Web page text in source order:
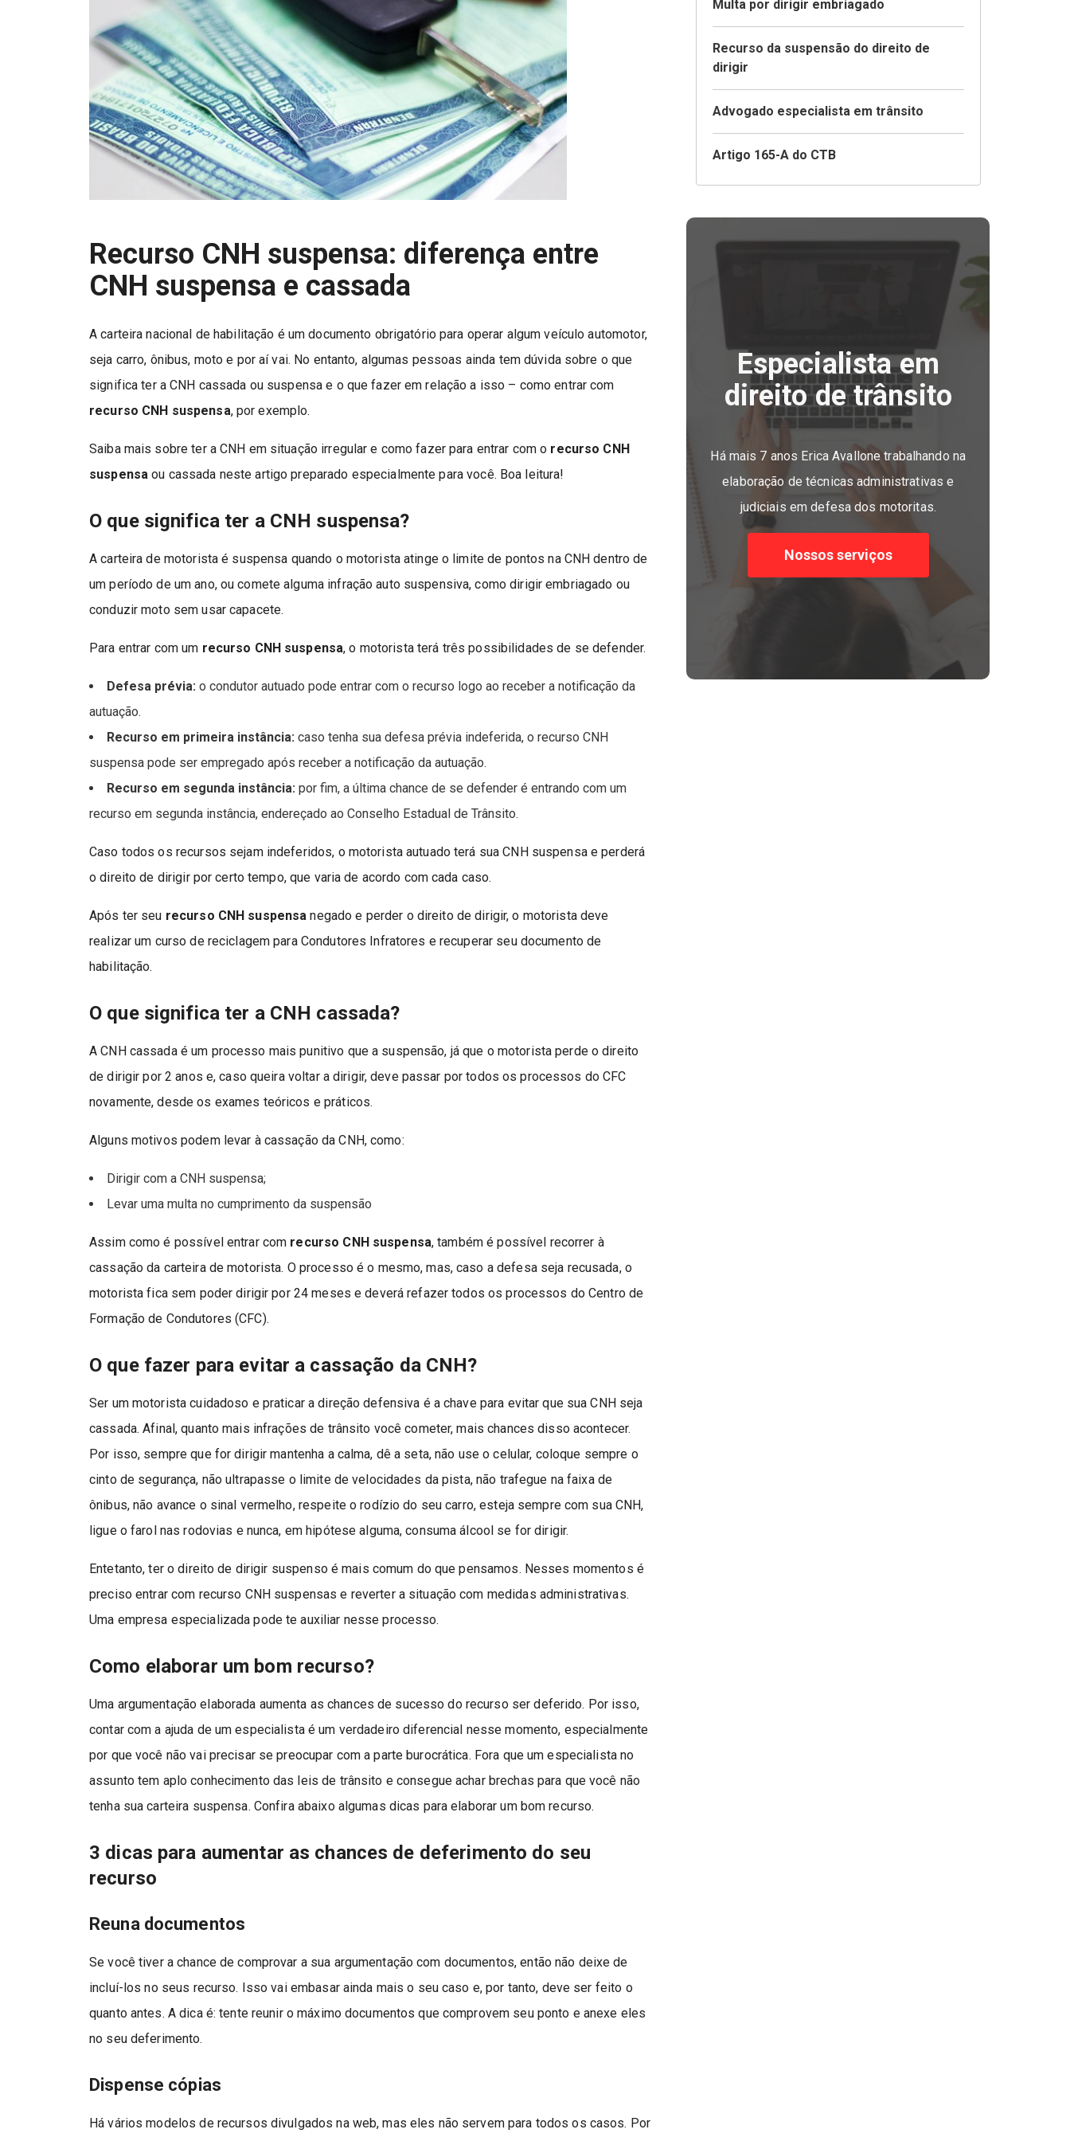
Recurso CNH suspensa: diferença entre
CNH suspensa e cassada
A carteira nacional de habilitação é um documento obrigatório para operar algum veículo automotor,
seja carro, ônibus, moto e por aí vai. No entanto, algumas pessoas ainda tem dúvida sobre o que
significa ter a CNH cassada ou suspensa e o que fazer em relação a isso – como entrar com
recurso CNH suspensa, por exemplo.
Saiba mais sobre ter a CNH em situação irregular e como fazer para entrar com o recurso CNH
suspensa ou cassada neste artigo preparado especialmente para você. Boa leitura!
O que significa ter a CNH suspensa?
A carteira de motorista é suspensa quando o motorista atinge o limite de pontos na CNH dentro de
um período de um ano, ou comete alguma infração auto suspensiva, como dirigir embriagado ou
conduzir moto sem usar capacete.
Para entrar com um recurso CNH suspensa, o motorista terá três possibilidades de se defender.
Defesa prévia: o condutor autuado pode entrar com o recurso logo ao receber a notificação da
autuação.
Recurso em primeira instância: caso tenha sua defesa prévia indeferida, o recurso CNH
suspensa pode ser empregado após receber a notificação da autuação.
Recurso em segunda instância: por fim, a última chance de se defender é entrando com um
recurso em segunda instância, endereçado ao Conselho Estadual de Trânsito.
Caso todos os recursos sejam indeferidos, o motorista autuado terá sua CNH suspensa e perderá
o direito de dirigir por certo tempo, que varia de acordo com cada caso.
Após ter seu recurso CNH suspensa negado e perder o direito de dirigir, o motorista deve
realizar um curso de reciclagem para Condutores Infratores e recuperar seu documento de
habilitação.
O que significa ter a CNH cassada?
A CNH cassada é um processo mais punitivo que a suspensão, já que o motorista perde o direito
de dirigir por 2 anos e, caso queira voltar a dirigir, deve passar por todos os processos do CFC
novamente, desde os exames teóricos e práticos.
Alguns motivos podem levar à cassação da CNH, como:
Dirigir com a CNH suspensa;
Levar uma multa no cumprimento da suspensão
Assim como é possível entrar com recurso CNH suspensa, também é possível recorrer à
cassação da carteira de motorista. O processo é o mesmo, mas, caso a defesa seja recusada, o
motorista fica sem poder dirigir por 24 meses e deverá refazer todos os processos do Centro de
Formação de Condutores (CFC).
O que fazer para evitar a cassação da CNH?
Ser um motorista cuidadoso e praticar a direção defensiva é a chave para evitar que sua CNH seja
cassada. Afinal, quanto mais infrações de trânsito você cometer, mais chances disso acontecer.
Por isso, sempre que for dirigir mantenha a calma, dê a seta, não use o celular, coloque sempre o
cinto de segurança, não ultrapasse o limite de velocidades da pista, não trafegue na faixa de
ônibus, não avance o sinal vermelho, respeite o rodízio do seu carro, esteja sempre com sua CNH,
ligue o farol nas rodovias e nunca, em hipótese alguma, consuma álcool se for dirigir.
Entetanto, ter o direito de dirigir suspenso é mais comum do que pensamos. Nesses momentos é
preciso entrar com recurso CNH suspensas e reverter a situação com medidas administrativas.
Uma empresa especializada pode te auxiliar nesse processo.
Como elaborar um bom recurso?
Uma argumentação elaborada aumenta as chances de sucesso do recurso ser deferido. Por isso,
contar com a ajuda de um especialista é um verdadeiro diferencial nesse momento, especialmente
por que você não vai precisar se preocupar com a parte burocrática. Fora que um especialista no
assunto tem aplo conhecimento das leis de trânsito e consegue achar brechas para que você não
tenha sua carteira suspensa. Confira abaixo algumas dicas para elaborar um bom recurso.
3 dicas para aumentar as chances de deferimento do seu
recurso
Reuna documentos
Se você tiver a chance de comprovar a sua argumentação com documentos, então não deixe de
incluí-los no seus recurso. Isso vai embasar ainda mais o seu caso e, por tanto, deve ser feito o
quanto antes. A dica é: tente reunir o máximo documentos que comprovem seu ponto e anexe eles
no seu deferimento.
Dispense cópias
Há vários modelos de recursos divulgados na web, mas eles não servem para todos os casos. Por
Multa por dirigir embriagado
Recurso da suspensão do direito de
dirigir
Advogado especialista em trânsito
Artigo 165-A do CTB
Especialista em
direito de trânsito
Há mais 7 anos Erica Avallone trabalhando na
elaboração de técnicas administrativas e
judiciais em defesa dos motoritas.
Nossos serviços